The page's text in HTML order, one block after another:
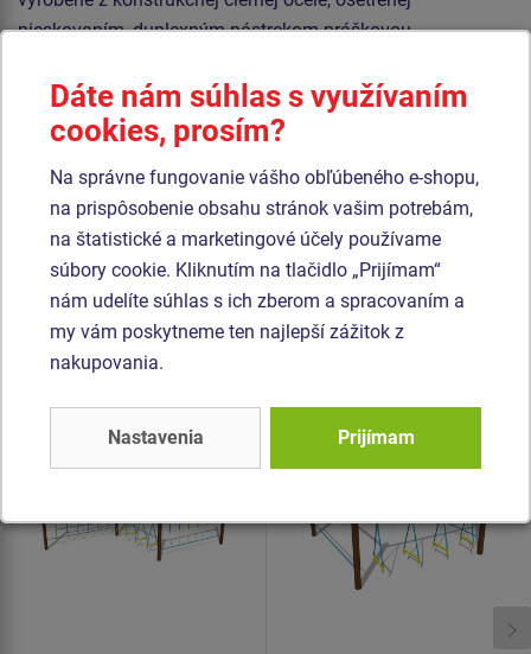
pieskovaním, duplexným nástrekom práškovou
betónového lôžka.
Laná sú vyrobené z materiálu HERKULES (16 mm lana z
polypropylénu s vnútorným oceľovým jadrom) a sú
spojované plastovými spojmi. Všetok spojovací materiál je
pozinkovaný alebo nerezový.
Podobnýtovar
Produkt - OPD-8302K-10
Opičia dráha -
celokovová (v.p. 1 m)
Novinka
Opičia dráha -
celokovová (v.p. 1 m)
Novinka
Dáte nám súhlas s využívaním
cookies, prosím?
Na správne fungovanie vášho obľúbeného e-shopu,
na prispôsobenie obsahu stránok vašim potrebám,
na štatistické a marketingové účely používame
súbory cookie. Kliknutím na tlačidlo „Prijímam“
nám udelíte súhlas s ich zberom a spracovaním a
my vám poskytneme ten najlepší zážitok z
nakupovania.
Nastavenia Prijímam